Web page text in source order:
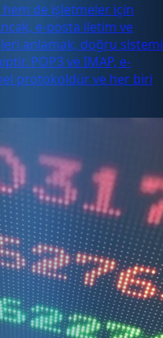
de işletmeler için
e-posta iletim ve
anlamak, doğru sistemi
POP3 ve IMAP, e-
protokoldür ve her biri